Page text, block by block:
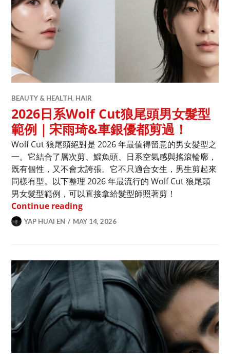
BEAUTY & HEALTH, HAIR
2026日系Wolf Cut狼尾頭男女髮型
範例｜宋雨琦&車銀優都剪過！
Wolf Cut 狼尾頭絕對是 2026 年最值得留意的男女髮型之
一。它結合了層次剪、鯔魚頭、日系空氣感與搖滾輪廓，
既有個性，又不會太誇張。它不只適合女生，男生剪起來
同樣有型。以下整理 2026 年最流行的 Wolf Cut 狼尾頭
男女髮型範例，可以直接拿給髮型師照著剪！
Continue reading2026日系Wolf Cut狼尾頭男女髮型範例
YAP HUAI EN MAY 14, 2026